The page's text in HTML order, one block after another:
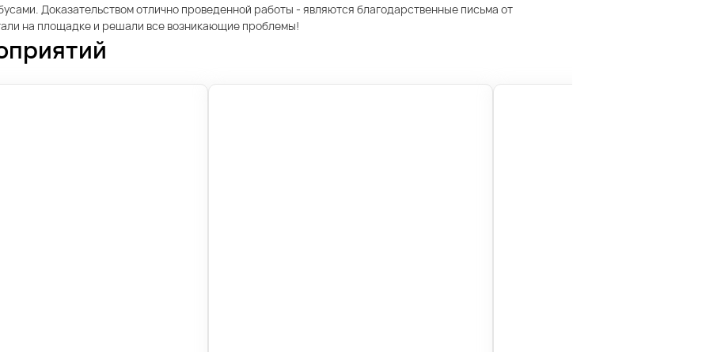
Доказательством отлично проведенной работы - являются благодарственные письма от
на площадке и решали все возникающие проблемы!